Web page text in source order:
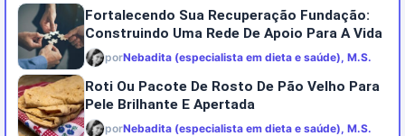
Fortalecendo Sua Recuperação Fundação:
Construindo Uma Rede De Apoio Para A Vida
porNebadita (especialista em dieta e saúde), M.S.
Roti Ou Pacote De Rosto De Pão Velho Para
Pele Brilhante E Apertada
porNebadita (especialista em dieta e saúde), M.S.